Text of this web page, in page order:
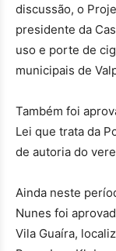
discussão, o
presidente da
uso e porte de
municipais de
Também foi
Lei que trata da
de autoria do
Ainda neste
Nunes foi
Vila Guaíra,